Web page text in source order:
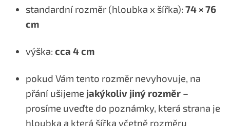
standardní rozměr (hloubka x šířka): 74 × 76
cm
výška: cca 4 cm
pokud Vám tento rozměr nevyhovuje, na
přání ušijeme jakýkoliv jiný rozměr –
prosíme uveďte do poznámky, která strana je
hloubka a která šířka včetně rozměru